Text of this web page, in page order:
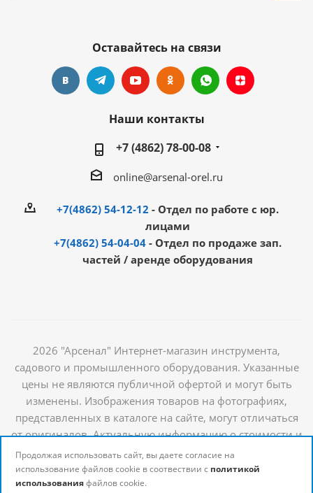
Оставайтесь на связи
Наши контакты
+7 (4862) 78-00-08
online@arsenal-orel.ru
+7(4862) 54-12-12 - Отдел по работе с юр.
лицами
+7(4862) 54-04-04 - Отдел по продаже зап.
частей / аренде оборудования
2026 "Арсенал" Интернет-магазин инструмента,
садового и промышленного оборудования. Указанные
цены не являются публичной офертой и могут быть
изменены. Изображения товаров на фотографиях,
представленных в каталоге на сайте, могут отличаться
от оригиналов. Актуальную информацию о стоимости и
наличии товаров можно получить у наших
менеджеров
Продолжая использовать сайт, вы даете согласие на
использование файлов cookie в соотвествии с политикой
использованияфайлов cookie.